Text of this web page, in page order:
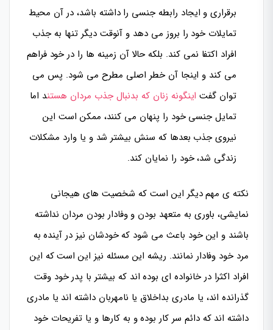
برقراری و ایجاد رابطه جنسی را داشته باشد، در آن محیط
تمایلات خود را بروز می دهد و آنوقت دیگر تنها به جذب
افراد اکتفا نمی کند. بلکه حالا آن زمینه ها را در خود فراهم
می کند و اینجا آن خطر اصلی مطرح می شود. پس می
توان گفت اینگونه زنان که بدنبال جذب مردان هستند اما
تمایل جنسی خود را پنهان می کنند، ممکن است این
نیروی جذب بعدها که سنش بیشتر شد و یا وارد مشکلات
زندگی شد، خود را نمایان کند.
نکته ی مهم دیگر این است که شخصیت های هیجانی
نمایشی، باوری به متعهد بودن و وفادار بودن مردان نداشته
باشند و این خود باعث می شود که خودشان نیز در آینده به
مرد خود وفادار نمانند. ریشه این مسئله نیز این است که این
افراد اکثرا در خانواده ای بوده اند که بیشتر با پدر خود وقت
گذرانده اند، یا مادری بداخلاق یا نامهربان داشته اند یا مادری
داشته اند که دائم سر کار بوده و به کارها و یا تفریحات خود